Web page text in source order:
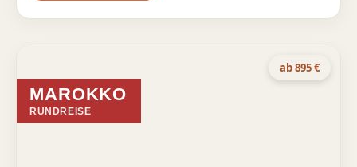
MAROKKO
RUNDREISE
ab 895 €